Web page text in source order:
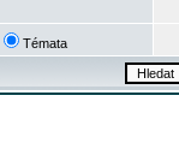
Témata